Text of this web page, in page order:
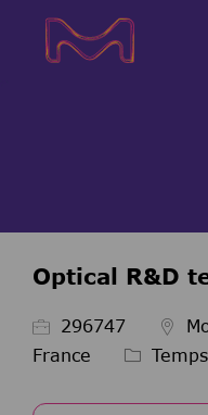
Optical R&D
ID de l’emploi
296747
France
Type